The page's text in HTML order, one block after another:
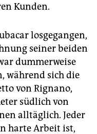
Kunden.
losgegangen,
seiner beiden
dummerweise
während sich die
von Rignano,
südlich von
alltäglich. Jeder
harte Arbeit ist,